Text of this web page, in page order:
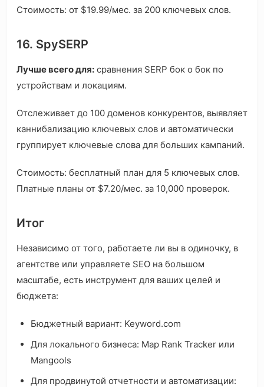
Стоимость: от $19.99/мес. за 200 ключевых слов.
16. SpySERP
Лучше всего для: сравнения SERP бок о бок по
устройствам и локациям.
Отслеживает до 100 доменов конкурентов, выявляет
каннибализацию ключевых слов и автоматически
группирует ключевые слова для больших кампаний.
Стоимость: бесплатный план для 5 ключевых слов.
Платные планы от $7.20/мес. за 10,000 проверок.
Итог
Независимо от того, работаете ли вы в одиночку, в
агентстве или управляете SEO на большом
масштабе, есть инструмент для ваших целей и
бюджета:
Бюджетный вариант: Keyword.com
Для локального бизнеса: Map Rank Tracker или
Mangools
Для продвинутой отчетности и автоматизации: